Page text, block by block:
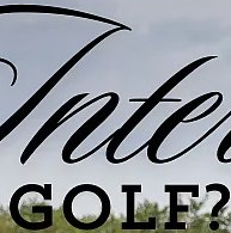
Gastgebers zeigte das
Hielschermit jeweils79
4 mit 4 Punkten– der